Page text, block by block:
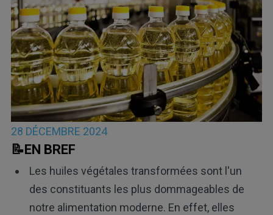
28 DÉCEMBRE 2024
📝EN BREF
Les huiles végétales transformées sont l'un
des constituants les plus dommageables de
notre alimentation moderne. En effet, elles